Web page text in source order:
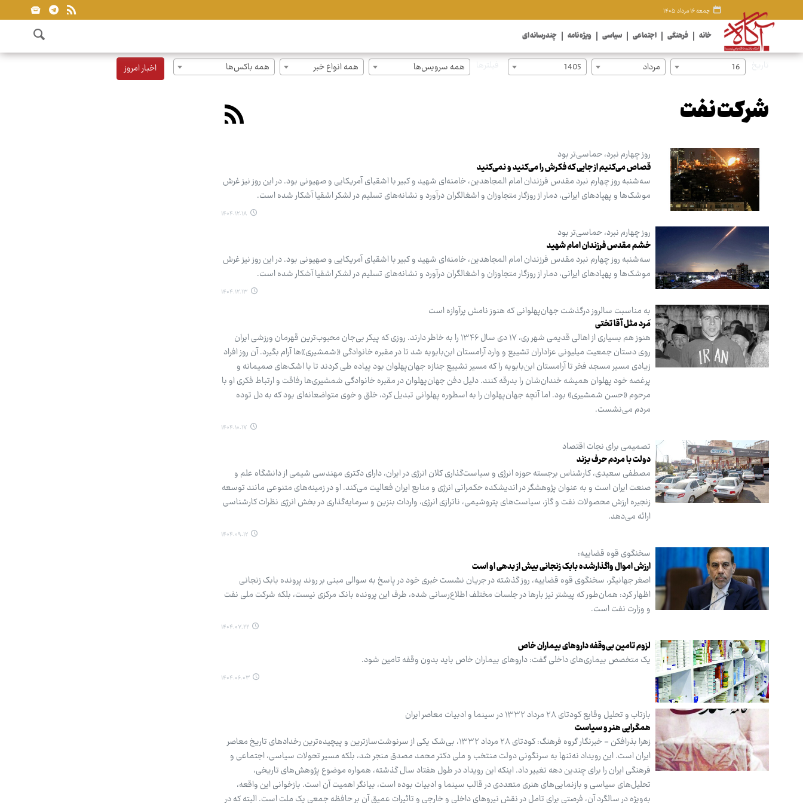
جمعه ۱۶ مرداد ۱۴۰۵
خانه فرهنگی اجتماعی سیاسی ویژه نامه چندرسانه ای
16 مرداد 1405 همه سرویس‌ها همه انواع خبر همه باکس‌ها اخبار امروز
شرکت نفت
روز چهارم نبرد، حماسی‌تر بود
قصاص می‌کنیم از جایی که فکرش را می‌کنید و نمی‌کنید
سه‌شنبه روز چهارم نبرد مقدس فرزندان امام المجاهدین، خامنه‌ای شهید و کبیر با اشقیای آمریکایی و صهیونی بود. در این روز نیز غرش
موشک‌ها و پهپادهای ایرانی، دمار از روزگار متجاوزان و اشغالگران درآورد و نشانه‌های تسلیم در لشکر اشقیا آشکار شده است.
۱۴۰۴.۱۲.۱۸
روز چهارم نبرد، حماسی‌تر بود
خشم مقدس فرزندان امام شهید
سه‌شنبه روز چهارم نبرد مقدس فرزندان امام المجاهدین، خامنه‌ای شهید و کبیر با اشقیای آمریکایی و صهیونی بود. در این روز نیز غرش
موشک‌ها و پهپادهای ایرانی، دمار از روزگار متجاوزان و اشغالگران درآورد و نشانه‌های تسلیم در لشکر اشقیا آشکار شده است.
۱۴۰۴.۱۲.۱۳
به مناسبت سالروز درگذشت جهان‌پهلوانی که هنوز نامش پرآوازه است
مَرد مثل آ قا تختی
هنوز هم بسیاری از اهالی قدیمی شهر ری، ۱۷ دی سال ۱۳۴۶ را به خاطر دارند. روزی که پیکر بی‌جان محبوب‌ترین قهرمان ورزشی ایران
روی دستان جمعیت میلیونی عزاداران تشییع و وارد آرامستان ابن‌بابویه شد تا در مقبره خانوادگی «شمشیری»ها آرام بگیرد. آن روز افراد
زیادی مسیر مسجد فخر تا آرامستان ابن‌بابویه را که مسیر تشییع جنازه جهان‌پهلوان بود پیاده طی کردند تا با اشک‌های صمیمانه و
پرغصه خود پهلوان همیشه خندان‌شان را بدرقه کنند. دلیل دفن جهان‌پهلوان در مقبره خانوادگی شمشیری‌ها رفاقت و ارتباط فکری او با
مرحوم «حسن شمشیری» بود. اما آنچه جهان‌پهلوان را به اسطوره پهلوانی تبدیل کرد، خلق و خوی متواضعانه‌ای بود که به دل توده
مردم می‌نشست.
۱۴۰۴.۱۰.۱۷
تصمیمی برای نجات اقتصاد
دولت با مردم حرف بزند
مصطفی سعیدی، کارشناس برجسته حوزه انرژی و سیاست‌گذاری کلان انرژی در ایران، دارای دکتری مهندسی شیمی از دانشگاه علم و
صنعت ایران است و به عنوان پژوهشگر در اندیشکده حکمرانی انرژی و منابع ایران فعالیت می‌کند. او در زمینه‌های متنوعی مانند توسعه
زنجیره ارزش محصولات نفت و گاز، سیاست‌های پتروشیمی، ناترازی انرژی، واردات بنزین و سرمایه‌گذاری در بخش انرژی نظرات کارشناسی
ارائه می‌دهد.
۱۴۰۴.۰۹.۱۲
سخنگوی قوه قضاییه:
ارزش اموال واگذارشده بابک زنجانی بیش از بدهی او است
اصغر جهانیگر، سخنگوی قوه قضاییه، روز گذشته در جریان نشست خبری خود در پاسخ به سوالی مبنی بر روند پرونده بابک زنجانی
اظهار کرد: همان‌طور که پیشتر نیز بارها در جلسات مختلف اطلاع‌رسانی شده، طرف این پرونده بانک مرکزی نیست، بلکه شرکت ملی نفت
و وزارت نفت است.
۱۴۰۴.۰۷.۲۲
لزوم تامین بی‌وقفه داروهای بیماران خاص
یک متخصص بیماری‌های داخلی گفت: داروهای بیماران خاص باید بدون وقفه تامین شود.
۱۴۰۴.۰۶.۰۳
بازتاب و تحلیل وقایع کودتای ۲۸ مرداد ۱۳۳۲ در سینما و ادبیات معاصر ایران
همگرایی هنر و سیاست
زهرا بذرافکن - خبرنگار گروه فرهنگ: کودتای ۲۸ مرداد ۱۳۳۲، بی‌شک یکی از سرنوشت‌سازترین و پیچیده‌ترین رخدادهای تاریخ معاصر
ایران است. این رویداد نه‌تنها به سرنگونی دولت منتخب و ملی دکتر محمد مصدق منجر شد، بلکه مسیر تحولات سیاسی، اجتماعی و
فرهنگی ایران را برای چندین دهه تغییر داد. اینکه این رویداد در طول هفتاد سال گذشته، همواره موضوع پژوهش‌های تاریخی،
تحلیل‌های سیاسی و بازنمایی‌های هنری متعددی در قالب سینما و ادبیات بوده است، بیانگر اهمیت آن است. بازخوانی این واقعه،
به‌ویژه در سالگرد آن، فرصتی برای تامل در نقش نیروهای داخلی و خارجی و تاثیرات عمیق آن بر حافظه جمعی یک ملت است. البته که در